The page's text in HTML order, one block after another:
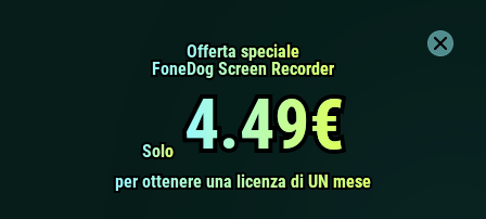
Offerta speciale
Offerta speciale
FoneDog Screen Recorder
FoneDog Screen Recorder
Solo
Solo 4.49€
4.49€
per ottenere una licenza di UN mese
per ottenere una licenza di UN mese